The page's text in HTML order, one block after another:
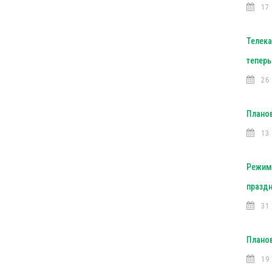
17
26
13
Режим
31
19